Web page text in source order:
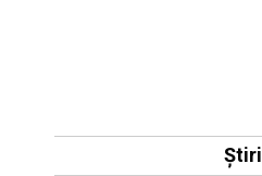
Știri